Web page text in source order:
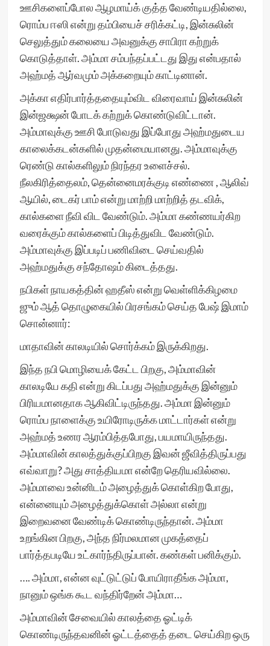
ஊசிகளைப்போல ஆழமாய்க் குத்த வேண்டியதில்லை,
ரொம்ப ஈஸி என்று தம்பியைச் சரிக்கட்டி, இன்சுலின்
செலுத்தும் கலையை அவனுக்கு சாபிரா கற்றுக்
கொடுத்தாள். அம்மா சம்பந்தப்பட்டது இது என்பதால்
அஹ்மத் ஆர்வமும் அக்கறையும் காட்டினான்.
அக்கா எதிர்பார்த்ததையும்விட விரைவாய் இன்சுலின்
இன்ஜக்ஷன் போடக் கற்றுக் கொண்டுவிட்டான்.
அம்மாவுக்கு ஊசி போடுவது இப்போது அஹ்மதுடைய
காலைக்கடன்களில் முதன்மையானது. அம்மாவுக்கு
ரெண்டு கால்களிலும் நிரந்தர உளைச்சல்.
நீலகிரித்தைலம், தென்னைமரக்குடி எண்ணை , ஆலிவ்
ஆயில், டைகர் பாம் என்று மாற்றி மாற்றித் தடவிக்,
கால்களை நீவி விட வேண்டும். அம்மா கண்ணயர்கிற
வரைக்கும் கால்களைப் பிடித்துவிட வேண்டும்.
அம்மாவுக்கு இப்படிப் பணிவிடை செய்வதில்
அஹ்மதுக்கு சந்தோஷம் கிடைத்தது.
நபிகள் நாயகத்தின் ஹதீஸ் என்று வெள்ளிக்கிழமை
ஜும் ஆத் தொழுகையில் பிரசங்கம் செய்த பேஷ் இமாம்
சொன்னார்:
மாதாவின் காலடியில் சொர்க்கம் இருக்கிறது.
இந்த நபி மொழியைக் கேட்ட பிறகு, அம்மாவின்
காலடியே கதி என்று கிடப்பது அஹ்மதுக்கு இன்னும்
பிரியமானதாக ஆகிவிட்டிருந்தது. அம்மா இன்னும்
ரொம்ப நாளைக்கு உயிரோடிருக்க மாட்டார்கள் என்று
அஹ்மத் உணர ஆரம்பித்தபோது, பயமாயிருந்தது.
அம்மாவின் காலத்துக்குப்பிறகு இவன் ஜீவித்திருப்பது
எவ்வாறு? அது சாத்தியமா என்றே தெரியவில்லை.
அம்மாவை உன்னிடம் அழைத்துக் கொள்கிற போது,
என்னையும் அழைத்துக்கொள் அல்லா என்று
இறைவனை வேண்டிக் கொண்டிருந்தான். அம்மா
உறங்கின பிறகு, அந்த நிர்மலமான முகத்தைப்
பார்த்தபடியே உட்கார்ந்திருப்பான். கண்கள் பனிக்கும்.
…. அம்மா, என்ன வுட்டுட்டுப் போயிராதீங்க அம்மா,
நானும் ஒங்க கூட வந்திர்றேன் அம்மா…
அம்மாவின் சேவையில் காலத்தை ஓட்டிக்
கொண்டிருந்தவனின் ஓட்டத்தைத் தடை செய்கிற ஒரு